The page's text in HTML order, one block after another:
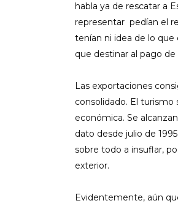
EQUIPO DIRECTIVO
MENORCA
PONENCIA DE
ESTATUTOS
habla ya de rescatar a
representar pedían el
tenían ni idea de lo
que destinar al pago
Las exportaciones
consolidado. El turismo
económica. Se
dato desde julio de
sobre todo a insuflar,
exterior.
Evidentemente, aún